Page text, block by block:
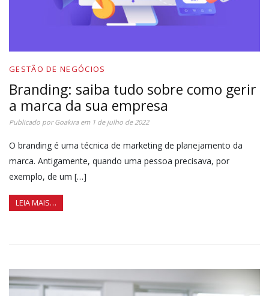
GESTÃO DE NEGÓCIOS
Branding: saiba tudo sobre como gerir
a marca da sua empresa
Publicado porGoakiraem 1 de julho de 2022
O branding é uma técnica de marketing de planejamento da
marca. Antigamente, quando uma pessoa precisava, por
exemplo, de um […]
LEIA MAIS…